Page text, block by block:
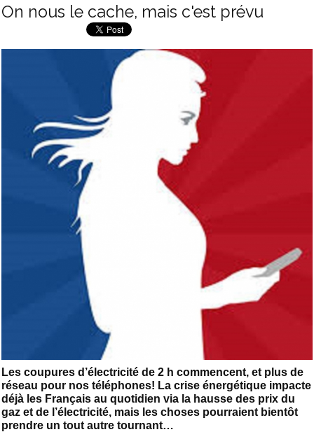
On nous le cache, mais c'est prévu
Les coupures d’électricité de 2 h commencent, et plus de
réseau pour nos téléphones! La crise énergétique impacte
déjà les Français au quotidien via la hausse des prix du
gaz et de l’électricité, mais les choses pourraient bientôt
prendre un tout autre tournant…